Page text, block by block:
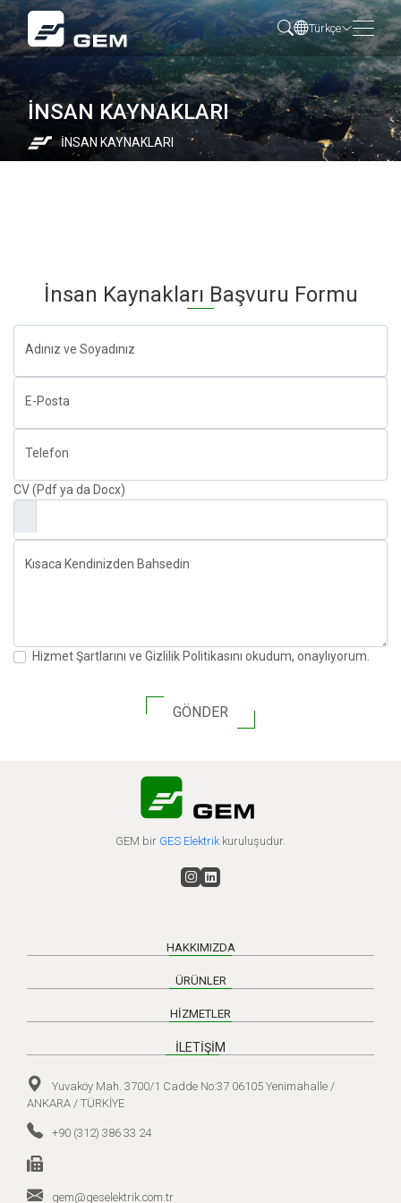
Türkçe
İNSAN KAYNAKLARI
İNSAN KAYNAKLARI
İnsan Kaynakları Başvuru Formu
Adınız ve Soyadınız
E-Posta
Telefon
CV (Pdf ya da Docx)
Kısaca Kendinizden Bahsedin
Hizmet Şartlarını ve Gizlilik Politikasını okudum, onaylıyorum.
GÖNDER
GEM bir GES Elektrik kuruluşudur.
HAKKIMIZDA
ÜRÜNLER
HİZMETLER
İLETİŞİM
Yuvaköy Mah. 3700/1 Cadde No:37 06105 Yenimahalle /
ANKARA / TÜRKİYE
+90 (312) 386 33 24
gem@geselektrik.com.tr